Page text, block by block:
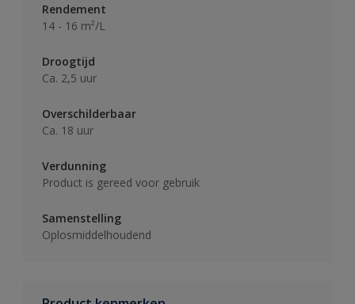
Rendement
14 - 16 m²/L
Droogtijd
Ca. 2,5 uur
Overschilderbaar
Ca. 18 uur
Verdunning
Product is gereed voor gebruik
Samenstelling
Oplosmiddelhoudend